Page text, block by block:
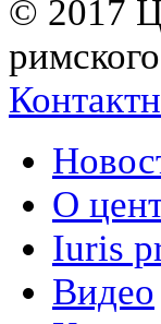
© 2017
О
Iuris
Видео